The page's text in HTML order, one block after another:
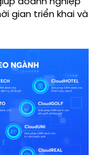
gian triển khai và